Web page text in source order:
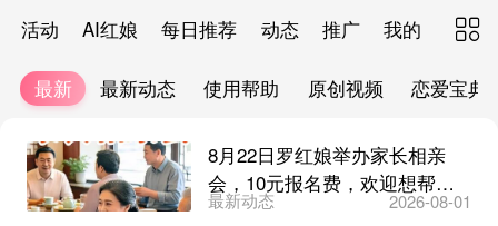
活动 AI红娘 每日推荐 动态 推广 我的 
最新 最新动态 使用帮助 原创视频 恋爱宝典
8月22日罗红娘举办家长相亲
会，10元报名费，欢迎想帮子
女找对象的家长们参加...
最新动态 2026-08-01